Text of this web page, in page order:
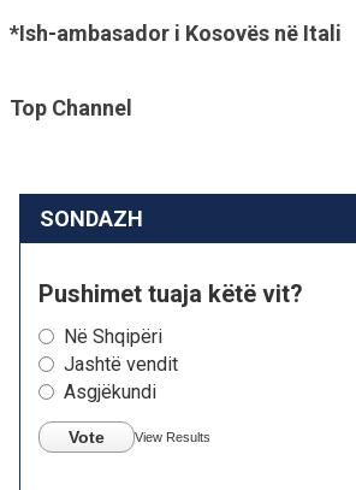
*Ish-ambasador i Kosovës në Itali
Top Channel
SONDAZH
Pushimet tuaja këtë vit?
Në Shqipëri
Jashtë vendit
Asgjëkundi
Vote View Results